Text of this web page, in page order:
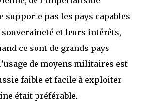
supporte pas les pays capables
souveraineté et leurs intérêts,
ce sont de grands pays
de moyens militaires est
faible et facile à exploiter
était préférable.